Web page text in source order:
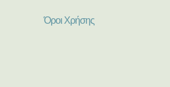
Όροι Χρήσης